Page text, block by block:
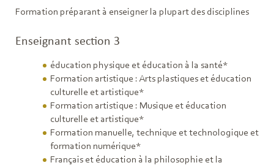
Formation préparant à enseigner la plupart des disciplines
Enseignant section 3
éducation physique et éducation à la santé*
Formation artistique : Arts plastiques et éducation
culturelle et artistique*
Formation artistique : Musique et éducation
culturelle et artistique*
Formation manuelle, technique et technologique et
formation numérique*
Français et éducation à la philosophie et la